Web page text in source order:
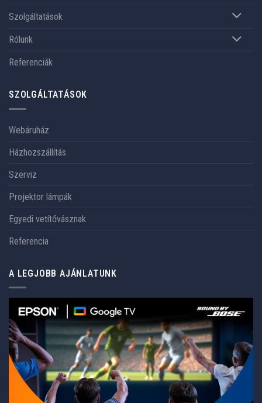
Szolgáltatások
Rólunk
Referenciák
SZOLGÁLTATÁSOK
Webáruház
Házhozszállítás
Szerviz
Projektor lámpák
Egyedi vetítővásznak
Referencia
A LEGJOBB AJÁNLATUNK